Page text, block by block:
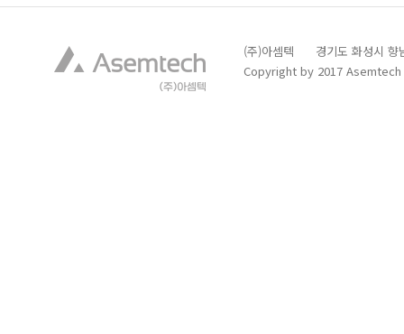
(주)아셈텍 경기도 화성시
Copyright by 2017